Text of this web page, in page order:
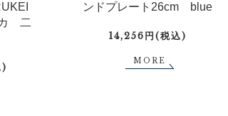
二
)
ンドプレート26cm blue
14,256円(税込)
MORE